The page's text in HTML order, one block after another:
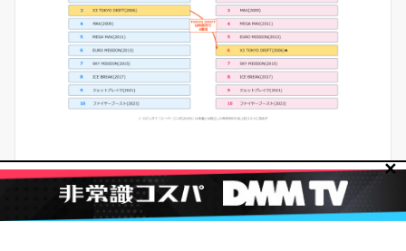
時系列順リスト｜TOKYO DRIFTを6番目に挟む
正しい順番
✕